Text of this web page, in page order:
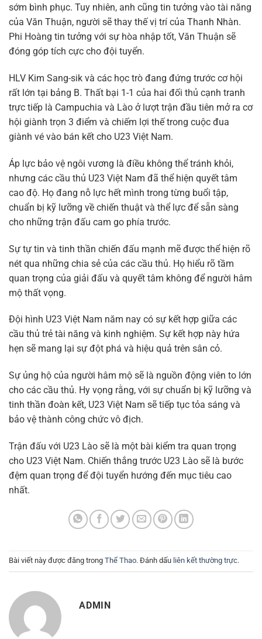
sớm bình phục. Tuy nhiên, anh cũng tin tưởng vào tài năng
của Văn Thuận, người sẽ thay thế vị trí của Thanh Nhàn.
Phi Hoàng tin tưởng với sự hòa nhập tốt, Văn Thuận sẽ
đóng góp tích cực cho đội tuyển.
HLV Kim Sang-sik và các học trò đang đứng trước cơ hội
rất lớn tại bảng B. Thất bại 1-1 của hai đối thủ cạnh tranh
trực tiếp là Campuchia và Lào ở lượt trận đầu tiên mở ra cơ
hội giành trọn 3 điểm và chiếm lợi thế trong cuộc đua
giành vé vào bán kết cho U23 Việt Nam.
Áp lực bảo vệ ngôi vương là điều không thể tránh khỏi,
nhưng các cầu thủ U23 Việt Nam đã thể hiện quyết tâm
cao độ. Họ đang nỗ lực hết mình trong từng buổi tập,
chuẩn bị kỹ lưỡng về chiến thuật và thể lực để sẵn sàng
cho những trận đấu cam go phía trước.
Sự tự tin và tinh thần chiến đấu mạnh mẽ được thể hiện rõ
nét qua những chia sẻ của các cầu thủ. Họ hiểu rõ tầm
quan trọng của giải đấu và quyết tâm không để người hâm
mộ thất vọng.
Đội hình U23 Việt Nam năm nay có sự kết hợp giữa các
cầu thủ trẻ tài năng và kinh nghiệm. Sự kết hợp này hứa
hẹn sẽ mang lại sự đột phá và hiệu quả trên sân cỏ.
Sự ủng hộ của người hâm mộ sẽ là nguồn động viên to lớn
cho các cầu thủ. Hy vọng rằng, với sự chuẩn bị kỹ lưỡng và
tinh thần đoàn kết, U23 Việt Nam sẽ tiếp tục tỏa sáng và
bảo vệ thành công chức vô địch.
Trận đấu với U23 Lào sẽ là một bài kiểm tra quan trọng
cho U23 Việt Nam. Chiến thắng trước U23 Lào sẽ là bước
đệm quan trọng để đội tuyển hướng đến mục tiêu cao
nhất.
Bài viết này được đăng trong Thể Thao. Đánh dấu liên kết thường trực.
ADMIN